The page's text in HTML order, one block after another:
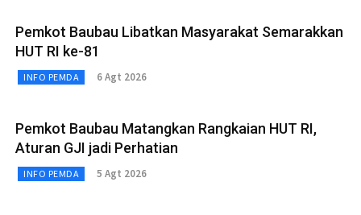
Pemkot Baubau Libatkan Masyarakat Semarakkan
HUT RI ke-81
INFO PEMDA 6 Agt 2026
Pemkot Baubau Matangkan Rangkaian HUT RI,
Aturan GJI jadi Perhatian
INFO PEMDA 5 Agt 2026